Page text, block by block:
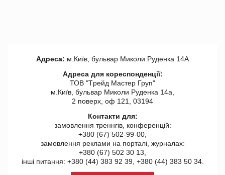
Адреса: м.Київ, бульвар Миколи Руденка 14А
Адреса для кореспонденції:
ТОВ "Tрейд Мастер Груп"
м.Київ, бульвар Миколи Руденка 14а,
2 поверх, оф 121, 03194
Контакти для:
замовлення треннгів, конференцій:
+380 (67) 502-99-00,
замовлення реклами на порталі, журналах:
+380 (67) 502 30 13,
інші питання: +380 (44) 383 92 39, +380 (44) 383 50 34.